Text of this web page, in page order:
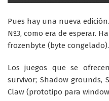
Pues hay una nueva
Nº3, como era de esperar.
frozenbyte (byte congelado).
Los juegos que se
survivor; Shadow grounds,
Claw (prototipo para